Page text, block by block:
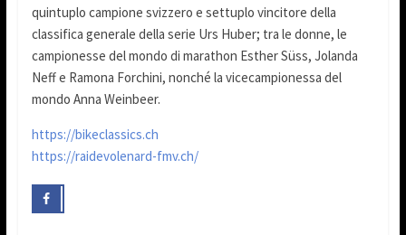
quintuplo campione svizzero e settuplo vincitore della
classifica generale della serie Urs Huber; tra le donne, le
campionesse del mondo di marathon Esther Süss, Jolanda
Neff e Ramona Forchini, nonché la vicecampionessa del
mondo Anna Weinbeer.
https://bikeclassics.ch
https://raidevolenard-fmv.ch/